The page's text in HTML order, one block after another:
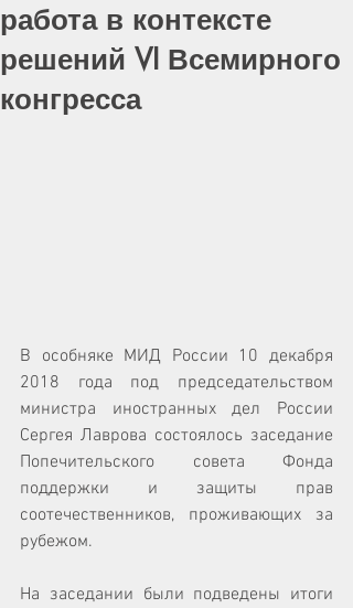
работа в контексте
решений VI Всемирного
конгресса
В особняке МИД России 10 декабря
2018 года под председательством
министра иностранных дел России
Сергея Лаврова состоялось заседание
Попечительского совета Фонда
поддержки и защиты прав
соотечественников, проживающих за
рубежом.
На заседании были подведены итоги